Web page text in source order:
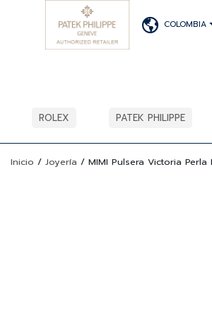
COLOMBIA
ROLEX PATEK PHILIPPE
Inicio / Joyería / MIMI Pulsera Victoria